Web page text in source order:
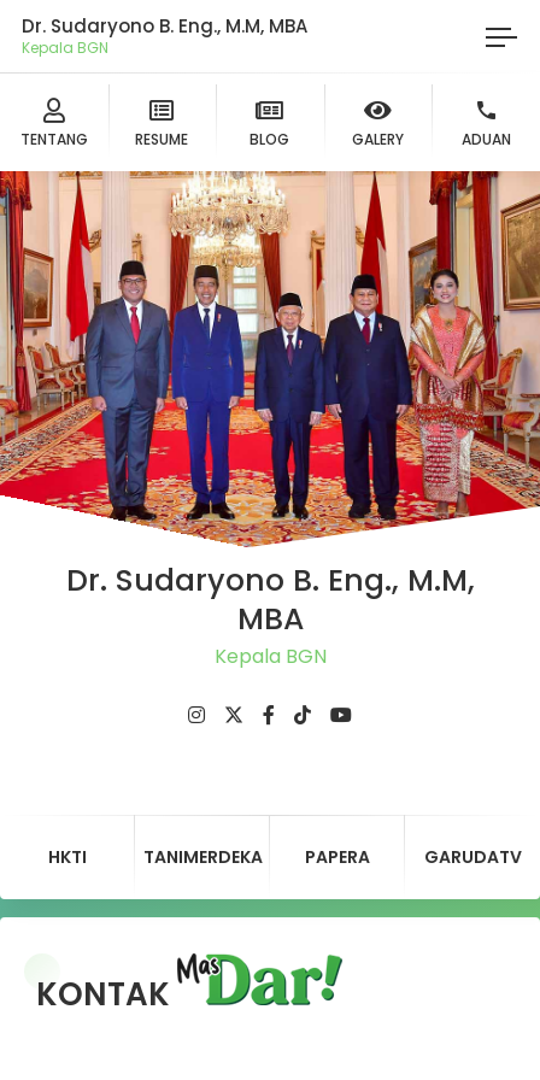
Dr. Sudaryono B. Eng., M.M, MBA
Kepala BGN
TENTANG RESUME BLOG GALERY ADUAN
Dr. Sudaryono B. Eng., M.M,
MBA
Kepala BGN
HKTI TANIMERDEKA PAPERA GARUDATV
KONTAK